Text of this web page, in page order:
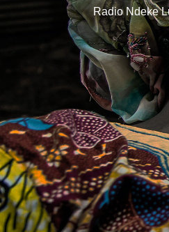
Radio Ndeke